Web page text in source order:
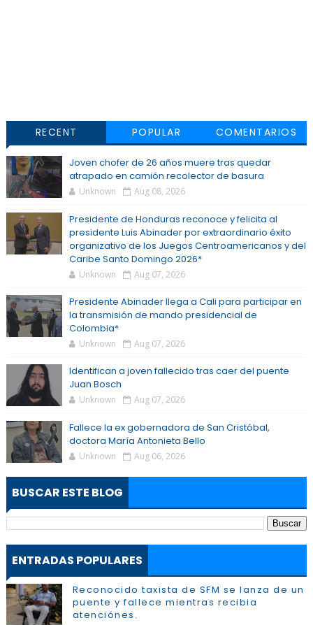
RECENT POPULAR COMENTARIOS
Joven chofer de 26 años muere tras quedar
atrapado en camión recolector de basura
Unknown Aug 08, 2026
Presidente de Honduras reconoce y felicita al
presidente Luis Abinader por extraordinario éxito
organizativo de los Juegos Centroamericanos y del
Caribe Santo Domingo 2026*
Unknown Aug 07, 2026
Presidente Abinader llega a Cali para participar en
la transmisión de mando presidencial de
Colombia*
Unknown Aug 07, 2026
Identifican a joven fallecido tras caer del puente
Juan Bosch
Unknown Aug 07, 2026
Fallece la ex gobernadora de San Cristóbal,
doctora María Antonieta Bello
Unknown Aug 06, 2026
BUSCAR ESTE BLOG
ENTRADAS POPULARES
Reconocido taxista de SFM se lanza de un
puente y fallece mientras recibia
atenciónes.